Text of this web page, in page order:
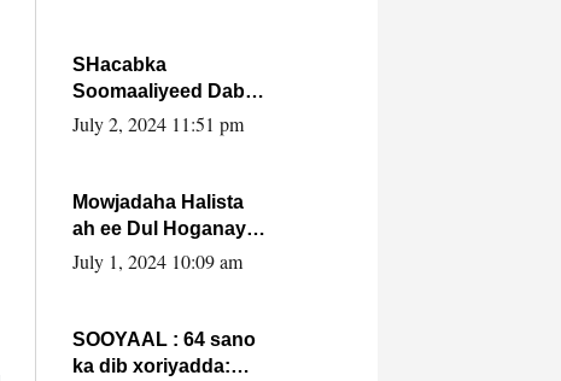
SHacabka
Soomaaliyeed Dabka
Ha qaado hana
Max’ed Sooyaan
July 2, 2024 11:51 pm
Mowjadaha Halista
ah ee Dul Hoganaya
DFS ee Madaxweyne
July 1, 2024 10:09 am
SOOYAAL : 64 sano
ka dib xoriyadda: